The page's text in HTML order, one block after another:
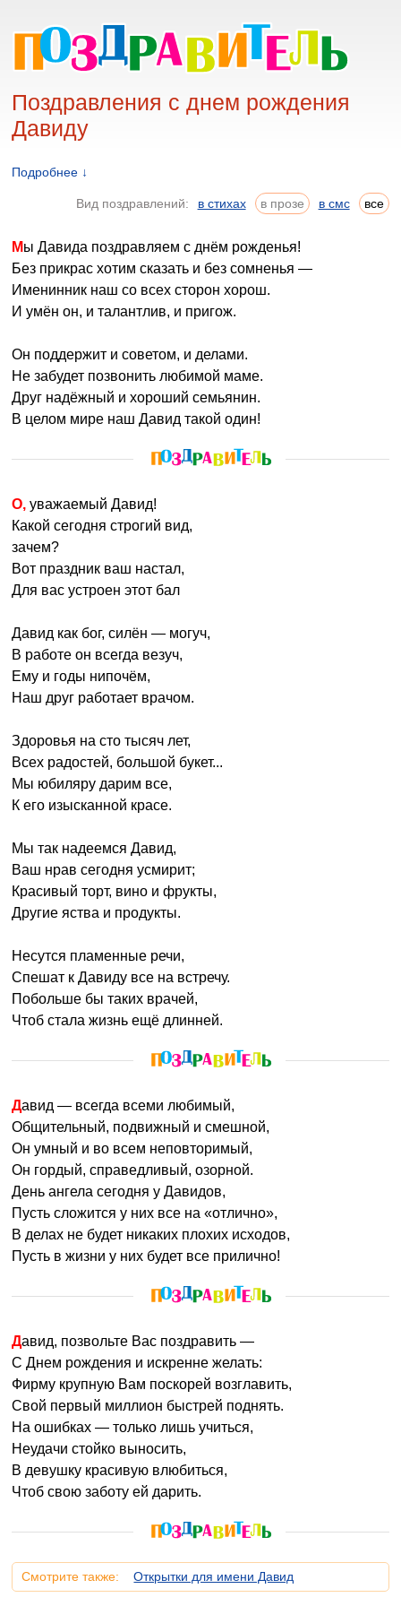
Поздравления с днем рождения
Давиду
Подробнее ↓
Вид поздравлений: в стихах в прозе в смс все
Мы Давида поздравляем с днём рожденья!
Без прикрас хотим сказать и без сомненья —
Именинник наш со всех сторон хорош.
И умён он, и талантлив, и пригож.
Он поддержит и советом, и делами.
Не забудет позвонить любимой маме.
Друг надёжный и хороший семьянин.
В целом мире наш Давид такой один!
О, уважаемый Давид!
Какой сегодня строгий вид,
зачем?
Вот праздник ваш настал,
Для вас устроен этот бал
Давид как бог, силён — могуч,
В работе он всегда везуч,
Ему и годы нипочём,
Наш друг работает врачом.
Здоровья на сто тысяч лет,
Всех радостей, большой букет...
Мы юбиляру дарим все,
К его изысканной красе.
Мы так надеемся Давид,
Ваш нрав сегодня усмирит;
Красивый торт, вино и фрукты,
Другие яства и продукты.
Несутся пламенные речи,
Спешат к Давиду все на встречу.
Побольше бы таких врачей,
Чтоб стала жизнь ещё длинней.
Давид — всегда всеми любимый,
Общительный, подвижный и смешной,
Он умный и во всем неповторимый,
Он гордый, справедливый, озорной.
День ангела сегодня у Давидов,
Пусть сложится у них все на «отлично»,
В делах не будет никаких плохих исходов,
Пусть в жизни у них будет все прилично!
Давид, позвольте Вас поздравить —
С Днем рождения и искренне желать:
Фирму крупную Вам поскорей возглавить,
Свой первый миллион быстрей поднять.
На ошибках — только лишь учиться,
Неудачи стойко выносить,
В девушку красивую влюбиться,
Чтоб свою заботу ей дарить.
Смотрите также: Открытки для имени Давид